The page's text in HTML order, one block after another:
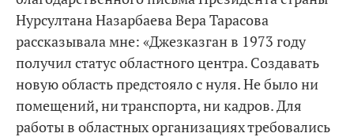
Нурсултана Назарбаева Вера Тарасова
рассказывала мне: «Джезказган в 1973 году
получил статус областного центра. Создавать
новую область предстояло с нуля. Не было ни
помещений, ни транспорта, ни кадров. Для
работы в областных организациях требовались